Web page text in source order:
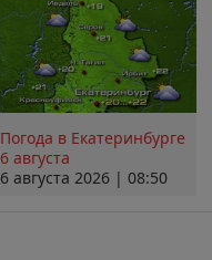
Погода в Екатеринбурге
6 августа
6 августа 2026 | 08:50